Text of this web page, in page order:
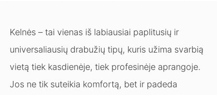
Kelnės – tai vienas iš labiausiai paplitusių ir
universaliausių drabužių tipų, kuris užima svarbią
vietą tiek kasdienėje, tiek profesinėje aprangoje.
Jos ne tik suteikia komfortą, bet ir padeda